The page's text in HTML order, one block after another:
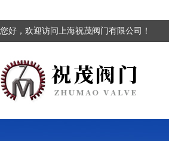
您好，欢迎访问上海祝茂阀门有限公司！